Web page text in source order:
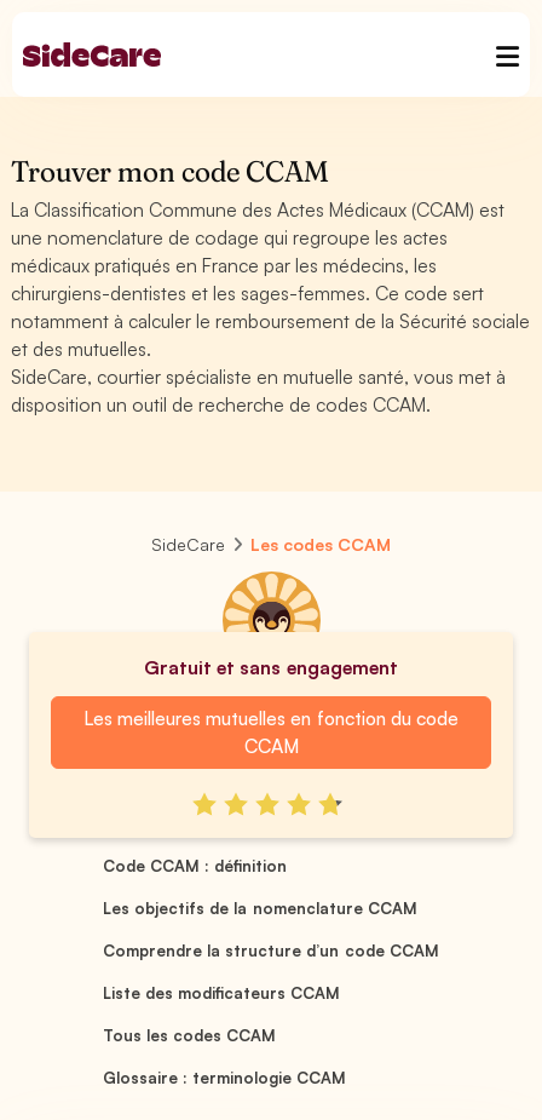
Trouver mon code CCAM
La Classification Commune des Actes Médicaux (CCAM) est
une nomenclature de codage qui regroupe les actes
médicaux pratiqués en France par les médecins, les
chirurgiens-dentistes et les sages-femmes. Ce code sert
notamment à calculer le remboursement de la Sécurité sociale
et des mutuelles.
SideCare, courtier spécialiste en mutuelle santé, vous met à
disposition un outil de recherche de codes CCAM.
SideCare Les codes CCAM
Gratuit et sans engagement
Les meilleures mutuelles en fonction du code
CCAM
Code CCAM : définition
Les objectifs de la nomenclature CCAM
Comprendre la structure d’un code CCAM
Liste des modificateurs CCAM
Tous les codes CCAM
Glossaire : terminologie CCAM